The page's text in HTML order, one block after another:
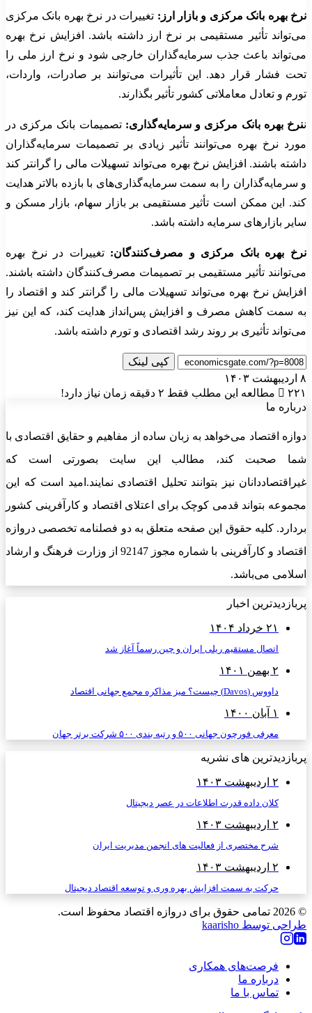
نرخ بهره بانک مرکزی و بازار ارز: تغییرات در نرخ بهره بانک مرکزی
می‌تواند تأثیر مستقیمی بر نرخ ارز داشته باشد. افزایش نرخ بهره
می‌تواند باعث جذب سرمایه‌گذاران خارجی شود و نرخ ارز ملی را
تحت فشار قرار دهد. این تأثیرات می‌توانند بر صادرات، واردات،
تورم و تعادل معاملاتی کشور تأثیر بگذارند.
ننرخ بهره بانک مرکزی و سرمایه‌گذاری: تصمیمات بانک مرکزی در
مورد نرخ بهره می‌توانند تأثیر زیادی بر تصمیمات سرمایه‌گذاران
داشته باشند. افزایش نرخ بهره می‌تواند تسهیلات مالی را گرانتر کند
و سرمایه‌گذاران را به سمت سرمایه‌گذاری‌های با بازده بالاتر هدایت
کند. این ممکن است تأثیر مستقیمی بر بازار سهام، بازار مسکن و
سایر بازارهای سرمایه داشته باشد.
نرخ بهره بانک مرکزی و مصرف‌کنندگان:تغییرات در نرخ بهره
می‌توانند تأثیر مستقیمی بر تصمیمات مصرف‌کنندگان داشته باشند.
افزایش نرخ بهره می‌تواند تسهیلات مالی را گرانتر کند و اقتصاد را
به سمت کاهش مصرف و افزایش پس‌انداز هدایت کند، که این نیز
می‌تواند تأثیری بر روند رشد اقتصادی و تورم داشته باشد.
کپی لینک
۸ اردیبهشت ۱۴۰۳
۲۲۱
مطالعه این مطلب فقط ۲ دقیقه زمان نیاز دارد!
درباره ما
دوازه اقتصاد می‌خواهد به زبان ساده از مفاهیم و حقایق اقتصادی با
شما صحبت کند، مطالب این سایت بصورتی است که
غیراقتصاددانان نیز بتوانند تحلیل اقتصادی نمایند.امید است که این
مجموعه بتواند قدمی کوچک برای اعتلای اقتصاد و کارآفرینی کشور
بردارد. کلیه حقوق این صفحه متعلق به دو فصلنامه تخصصی دروازه
اقتصاد و کارآفرینی با شماره مجوز 92147 از وزارت فرهنگ و ارشاد
اسلامی می‌باشد.
پربازدیدترین اخبار
۲۱ خرداد ۱۴۰۴
اتصال مستقیم ریلی ایران و چین رسماً آغاز شد
۲ بهمن ۱۴۰۱
داووس (Davos) چیست؟ میز مذاکره مجمع جهانی اقتصاد
۱ آبان ۱۴۰۰
معرفی فورچون جهانی ۵۰۰ و رتبه بندی ۵۰۰ شرکت برتر جهان
پربازدیدترین های نشریه
۲ اردیبهشت ۱۴۰۳
کلان داده قدرت اطلاعات در عصر دیجیتال
۲ اردیبهشت ۱۴۰۳
شرح مختصری از فعالیت های انجمن مدیریت ایران
۲ اردیبهشت ۱۴۰۳
حرکت به سمت افزایش بهره وری و توسعه اقتصاد دیجیتال
© 2026
تمامی حقوق برای دروازه اقتصاد محفوظ است.
طراحی توسط kaarisho
فرصت‌های همکاری
درباره ما
تماس با ما